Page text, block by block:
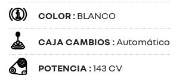
COLOR : BLANCO
CAJA CAMBIOS :Automático
POTENCIA :143 CV